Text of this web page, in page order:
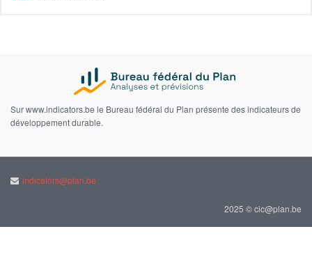
Sur www.indicators.be le Bureau fédéral du Plan présente des indicateurs de
développement durable.
indicators@plan.be
2025 © cic@plan.be